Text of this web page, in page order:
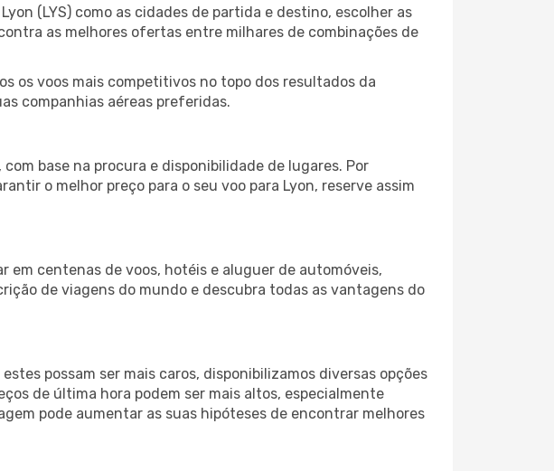
(LYS) como as cidades de partida e destino, escolher as
as melhores ofertas entre milhares de combinações de
os voos mais competitivos no topo dos resultados da
companhias aéreas preferidas.
base na procura e disponibilidade de lugares. Por
o melhor preço para o seu voo para Lyon, reserve assim
em centenas de voos, hotéis e aluguer de automóveis,
de viagens do mundo e descubra todas as vantagens do
possam ser mais caros, disponibilizamos diversas opções
de última hora podem ser mais altos, especialmente
pode aumentar as suas hipóteses de encontrar melhores